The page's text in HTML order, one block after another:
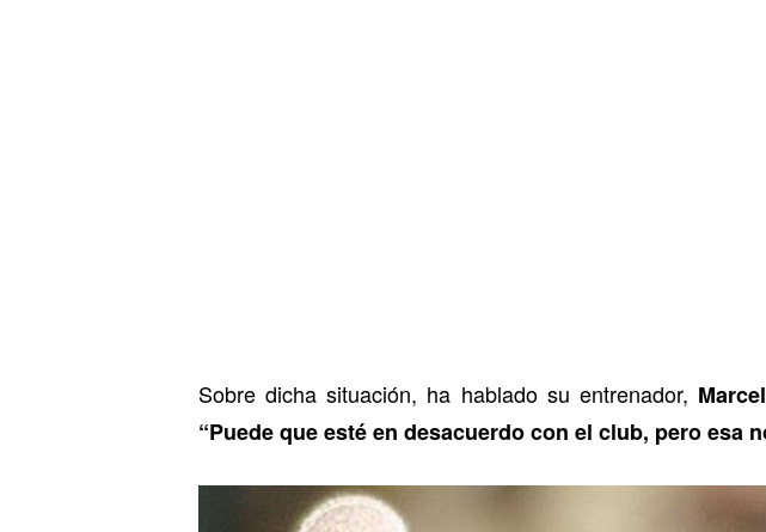
Sobre dicha situación, ha hablado su entrenador,
“Puede que esté en desacuerdo con el club, pero esa